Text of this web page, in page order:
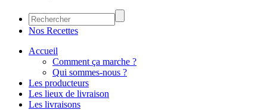
Nos Recettes
Accueil
Comment ça marche ?
Qui sommes-nous ?
Les producteurs
Les lieux de livraison
Les livraisons